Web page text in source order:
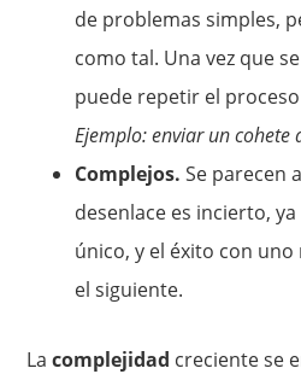
de problemas simples,
como tal. Una vez que
puede repetir el
Ejemplo: enviar un cohete
Complejos. Se parecen
desenlace es incierto,
único, y el éxito con
el siguiente.
Lacomplejidad creciente se